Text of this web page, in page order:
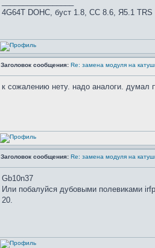
4G64Т DOHC, буст 1.8, СС 8.6, Я5.1 TRS
Заголовок сообщения: Re: замена модуля на
к сожалению нету. надо аналоги. думал
Заголовок сообщения: Re: замена модуля на
Gb10n37
Или побалуйся дубовыми полевиками
20.